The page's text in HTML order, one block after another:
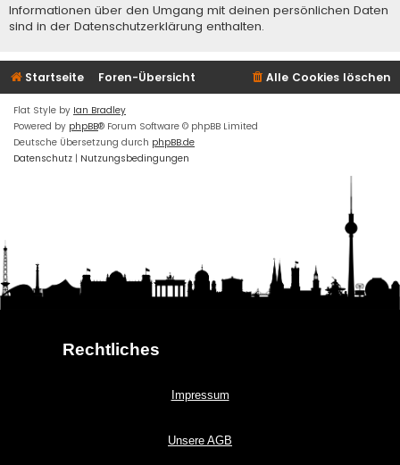
Informationen über den Umgang mit deinen persönlichen Daten
sind in der Datenschutzerklärung enthalten.
Startseite Foren-Übersicht Alle Cookies löschen
Flat Style by Ian Bradley
Powered by phpBB® Forum Software © phpBB Limited
Deutsche Übersetzung durch phpBB.de
Datenschutz | Nutzungsbedingungen
Rechtliches
Impressum
Unsere AGB